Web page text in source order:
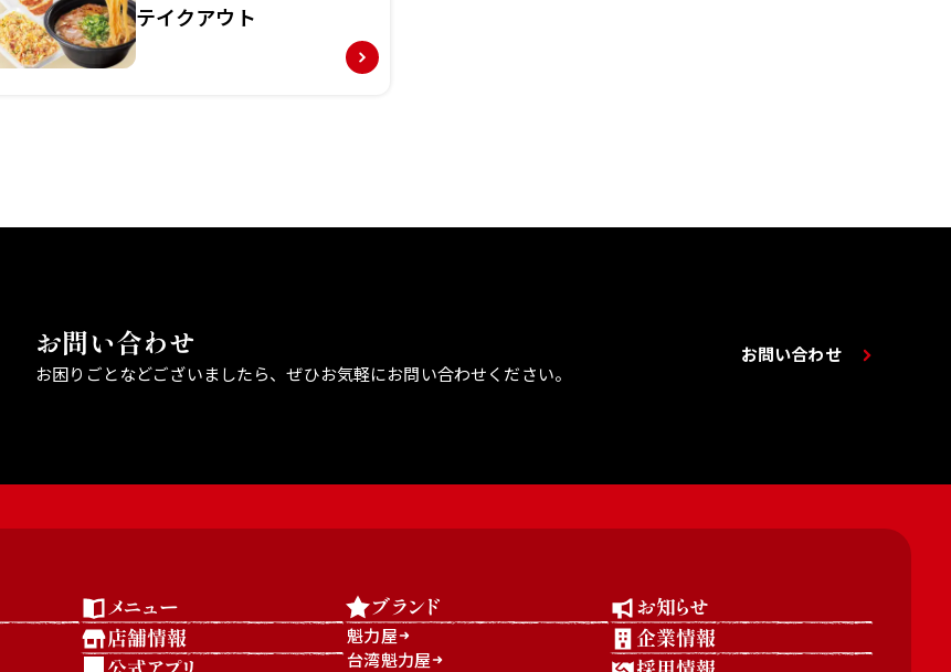
テイクアウト
お問い合わせ
お困りごとなどございましたら、ぜひお気軽にお問い合わせください。
お問い合わせ
メニュー
店舗情報
ブランド
魁力屋
台湾魁力屋
お知らせ
企業情報